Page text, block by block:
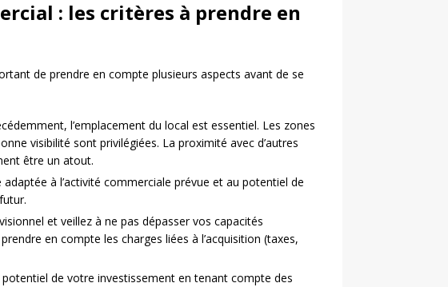
: les critères à prendre en
de prendre en compte plusieurs aspects avant de se
l’emplacement du local est essentiel. Les zones
visibilité sont privilégiées. La proximité avec d’autres
être un atout.
à l’activité commerciale prévue et au potentiel de
et veillez à ne pas dépasser vos capacités
en compte les charges liées à l’acquisition (taxes,
de votre investissement en tenant compte des